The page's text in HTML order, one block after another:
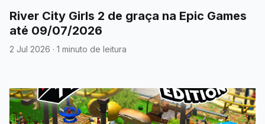
River City Girls 2 de graça na Epic Games
até 09/07/2026
2 Jul 2026 · 1 minuto de leitura